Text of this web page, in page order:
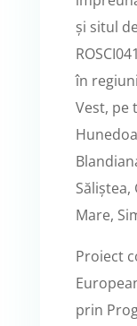
și situl
în
Vest, pe
Săliștea,
Mare,
Proiect
prin